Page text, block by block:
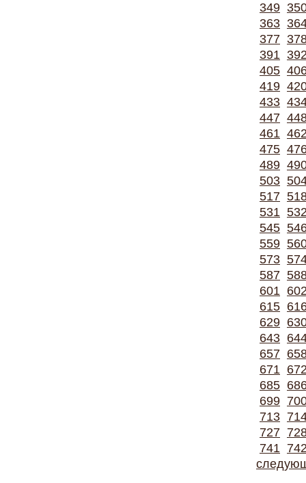
349
363
377
391
405
419
433
447
461
475
489
503
517
531
545
559
573
587
601
615
629
643
657
671
685
699
713
727
741